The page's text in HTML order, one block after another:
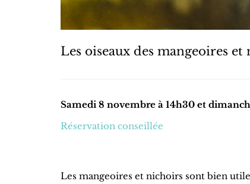
Les oiseaux des mangeoires et
Samedi 8 novembre à 14h30 et
Réservation conseillée
Les mangeoires et nichoirs sont bien